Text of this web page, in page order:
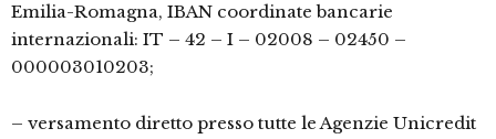
Emilia-Romagna, IBAN coordinate bancarie
internazionali: IT – 42 – I – 02008 – 02450 –
000003010203;
– versamento diretto presso tutte le Agenzie Unicredit